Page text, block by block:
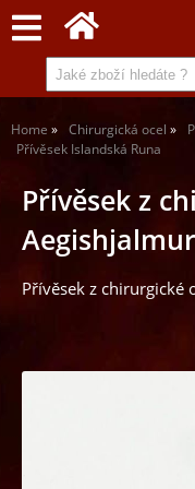
Home Chirurgická ocel
Přívěsek Islandská Runa
Přívěsek z
Přívěsek z chirurgické